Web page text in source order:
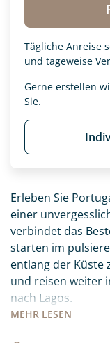
Tägliche Anreise
und tageweise
Gerne erstellen
Sie.
MEHR LESEN
Erleben Sie
einer
verbindet das
starten im
entlang der Küste
und reisen weiter
nach Lagos.